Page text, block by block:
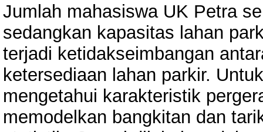
Jumlah mahasiswa UK Petra
sedangkan kapasitas lahan
terjadi ketidakseimbangan
ketersediaan lahan parkir.
mengetahui karakteristik
memodelkan bangkitan dan